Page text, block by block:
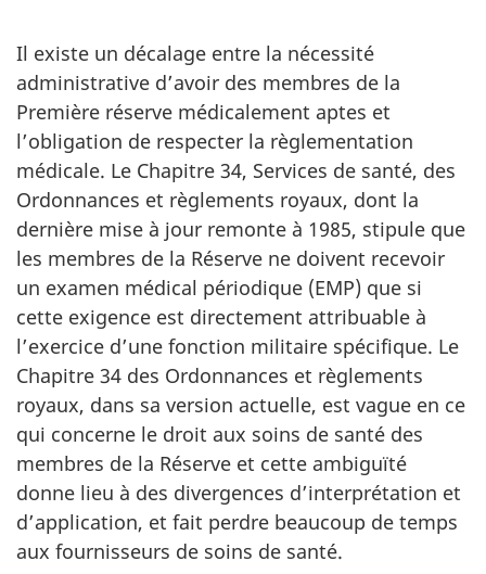
Il existe un décalage entre la nécessité
administrative d’avoir des membres de la
Première réserve médicalement aptes et
l’obligation de respecter la règlementation
médicale. Le Chapitre 34, Services de santé, des
Ordonnances et règlements royaux, dont la
dernière mise à jour remonte à 1985, stipule que
les membres de la Réserve ne doivent recevoir
un examen médical périodique (EMP) que si
cette exigence est directement attribuable à
l’exercice d’une fonction militaire spécifique. Le
Chapitre 34 des Ordonnances et règlements
royaux, dans sa version actuelle, est vague en ce
qui concerne le droit aux soins de santé des
membres de la Réserve et cette ambiguïté
donne lieu à des divergences d’interprétation et
d’application, et fait perdre beaucoup de temps
aux fournisseurs de soins de santé.